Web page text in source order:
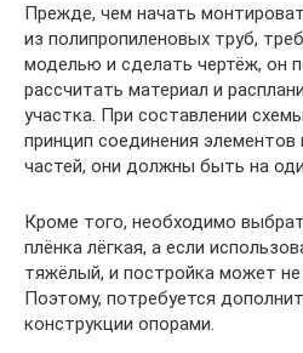
Прежде, чем начать
из полипропиленовых труб,
моделью и сделать чертёж, он
рассчитать материал и
участка. При составлении
принцип соединения элементов
частей, они должны быть на
Кроме того, необходимо
плёнка лёгкая, а если
тяжёлый, и постройка может
Поэтому, потребуется
конструкции опорами.